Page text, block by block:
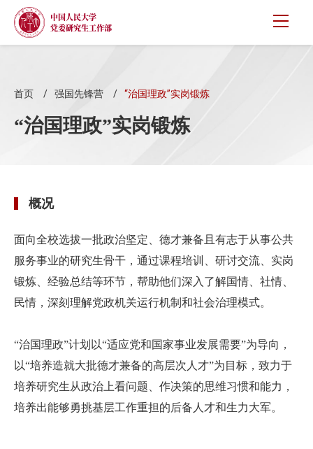
首页 强国先锋营 “治国理政”实岗锻炼
“治国理政”实岗锻炼
概况
面向全校选拔一批政治坚定、德才兼备且有志于从事公共
服务事业的研究生骨干，通过课程培训、研讨交流、实岗
锻炼、经验总结等环节，帮助他们深入了解国情、社情、
民情，深刻理解党政机关运行机制和社会治理模式。
“治国理政”计划以“适应党和国家事业发展需要”为导向，
以“培养造就大批德才兼备的高层次人才”为目标，致力于
培养研究生从政治上看问题、作决策的思维习惯和能力，
培养出能够勇挑基层工作重担的后备人才和生力大军。